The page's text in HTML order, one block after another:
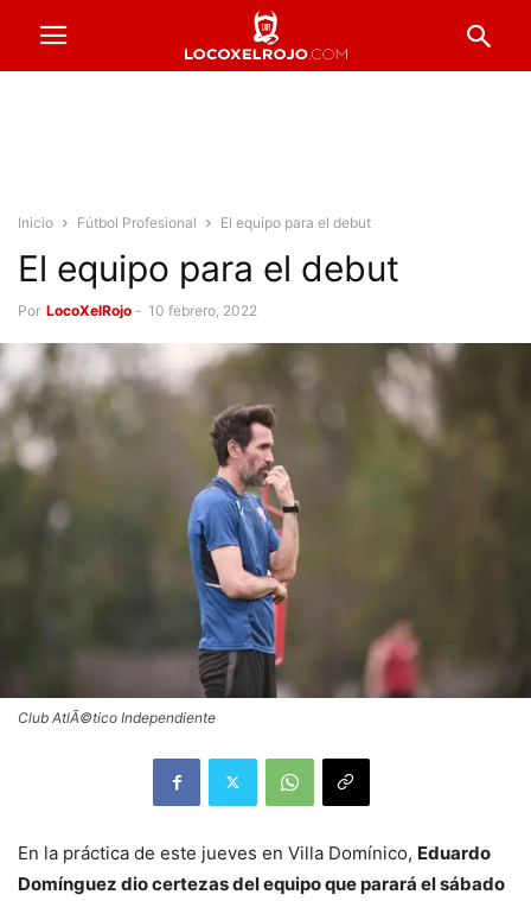
Inicio Fútbol Profesional El equipo para el debut
El equipo para el debut
Por LocoXelRojo - 10 febrero, 2022
Club AtlÃ©tico Independiente
En la práctica de este jueves en Villa Domínico, Eduardo
Domínguez dio certezas del equipo que parará el sábado